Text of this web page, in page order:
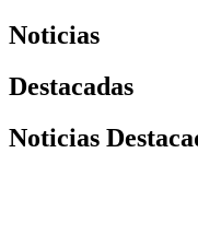
Noticias
Destacadas
Noticias